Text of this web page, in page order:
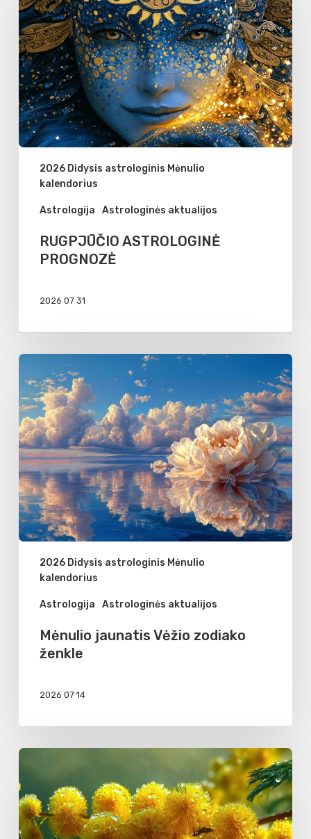
2026 Didysis astrologinis Mėnulio
kalendorius
Astrologija Astrologinės aktualijos
PROGNOZĖ
RUGPJŪČIO ASTROLOGINĖ
PROGNOZĖ
2026 07 31
2026 Didysis astrologinis Mėnulio
kalendorius
Astrologija Astrologinės aktualijos
jaunatis
Vėžio
zodiako
ženkle
Mėnulio jaunatis Vėžio zodiako
ženkle
2026 07 14
jaunatis
Dvynių
zodiako